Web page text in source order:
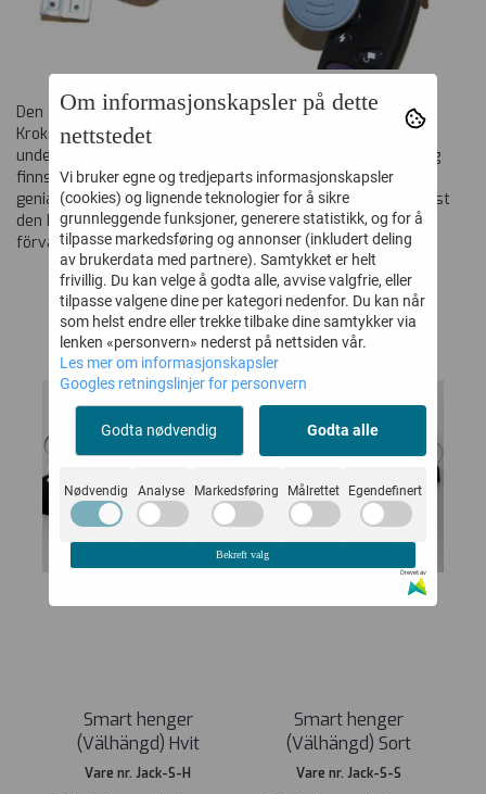
Den smarta hängaren
Kroken, som fått det underfundiga namnet Välhängd,
underlättar vardagen och kompletterar de krokar som idag
finns på marknaden. – När jag fick höra att min produkt är
genialisk i sin enkelhet började jag inse att jag nog inte kysst
den här grodan i onödan. Jag tror att den håller på att
förvandlas till en prins.
Smart henger
(Välhängd) Hvit
Vare nr. Jack-S-H
Smart henger
(Välhängd) Sort
Vare nr. Jack-S-S
Om informasjonskapsler på dette
nettstedet
Vi bruker egne og tredjeparts informasjonskapsler
(cookies) og lignende teknologier for å sikre
grunnleggende funksjoner, generere statistikk, og for å
tilpasse markedsføring og annonser (inkludert deling
av brukerdata med partnere). Samtykket er helt
frivillig. Du kan velge å godta alle, avvise valgfrie, eller
tilpasse valgene dine per kategori nedenfor. Du kan når
som helst endre eller trekke tilbake dine samtykker via
lenken «personvern» nederst på nettsiden vår.
Les mer om informasjonskapsler
Googles retningslinjer for personvern
Godta nødvendig Godta alle
Nødvendig Analyse Markedsføring Målrettet Egendefinert
Bekreft valg
Drevet av